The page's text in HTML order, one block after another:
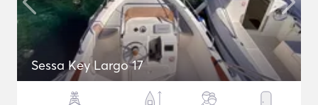
Sessa Key Largo 17